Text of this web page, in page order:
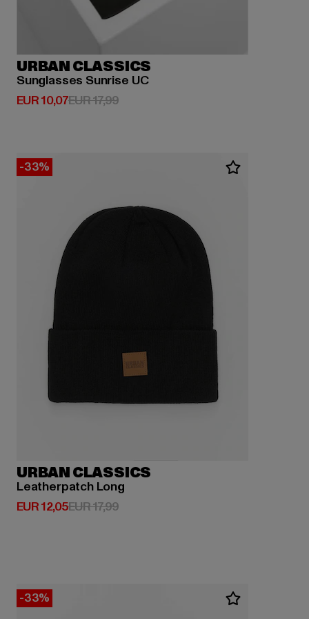
URBAN CLASSICS
Sunglasses Sunrise UC
EUR 10,07
Derzeitiger Preis: EUR 10,07
EUR 17,99Aktionspreis: EUR 17,99
-33%
URBAN CLASSICS
Leatherpatch Long
EUR 12,05
Derzeitiger Preis: EUR 12,05
EUR 17,99Aktionspreis: EUR 17,99
-33%